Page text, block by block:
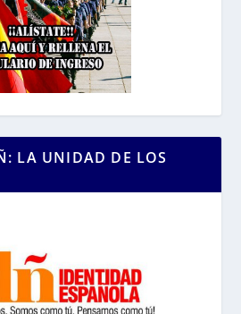
LA UNIDAD DE LOS